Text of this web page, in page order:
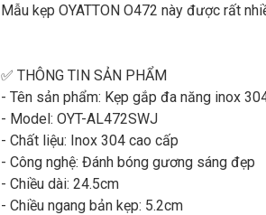
Mẫu kẹp OYATTON O472 này được rất
✅ THÔNG TIN SẢN PHẨM
- Tên sản phẩm: Kẹp gắp đa năng inox
- Model: OYT-AL472SWJ
- Chất liệu: Inox 304 cao cấp
- Công nghệ: Đánh bóng gương sáng đẹp
- Chiều dài: 24.5cm
- Chiều ngang bản kẹp: 5.2cm